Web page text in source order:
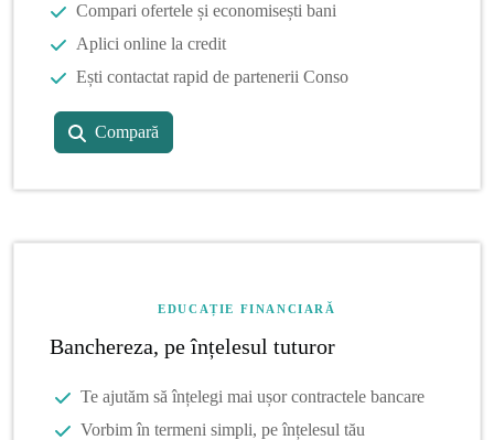
Compari ofertele și economisești bani
Aplici online la credit
Ești contactat rapid de partenerii Conso
Compară
EDUCAȚIE FINANCIARĂ
Banchereza, pe înțelesul tuturor
Te ajutăm să înțelegi mai ușor contractele bancare
Vorbim în termeni simpli, pe înțelesul tău